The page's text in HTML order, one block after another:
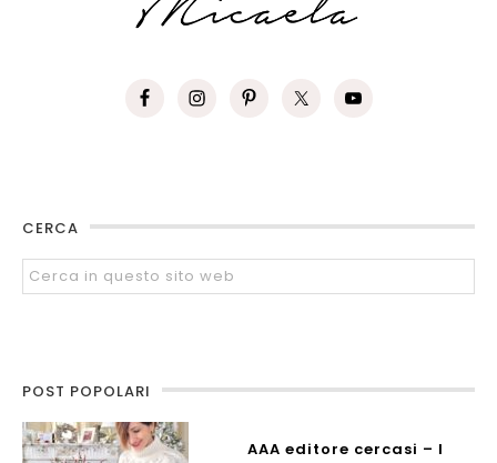
CERCA
POST POPOLARI
AAA editore cercasi – I